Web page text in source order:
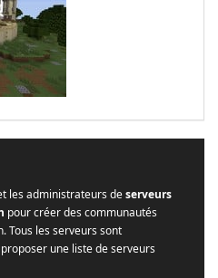
les administrateurs deserveurs
pour créer des communautés
Tous les serveurs sont
une liste de serveurs